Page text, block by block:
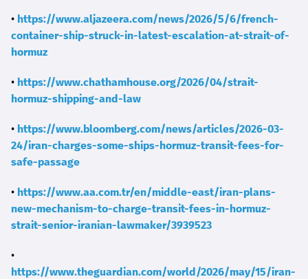
• https://www.aljazeera.com/news/2026/5/6/french-
container-ship-struck-in-latest-escalation-at-strait-of-
hormuz
• https://www.chathamhouse.org/2026/04/strait-
hormuz-shipping-and-law
• https://www.bloomberg.com/news/articles/2026-03-
24/iran-charges-some-ships-hormuz-transit-fees-for-
safe-passage
• https://www.aa.com.tr/en/middle-east/iran-plans-
new-mechanism-to-charge-transit-fees-in-hormuz-
strait-senior-iranian-lawmaker/3939523
•
https://www.theguardian.com/world/2026/may/15/iran-